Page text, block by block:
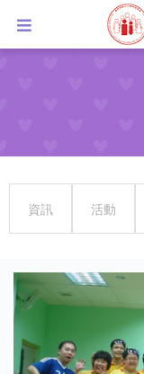
資訊 活動